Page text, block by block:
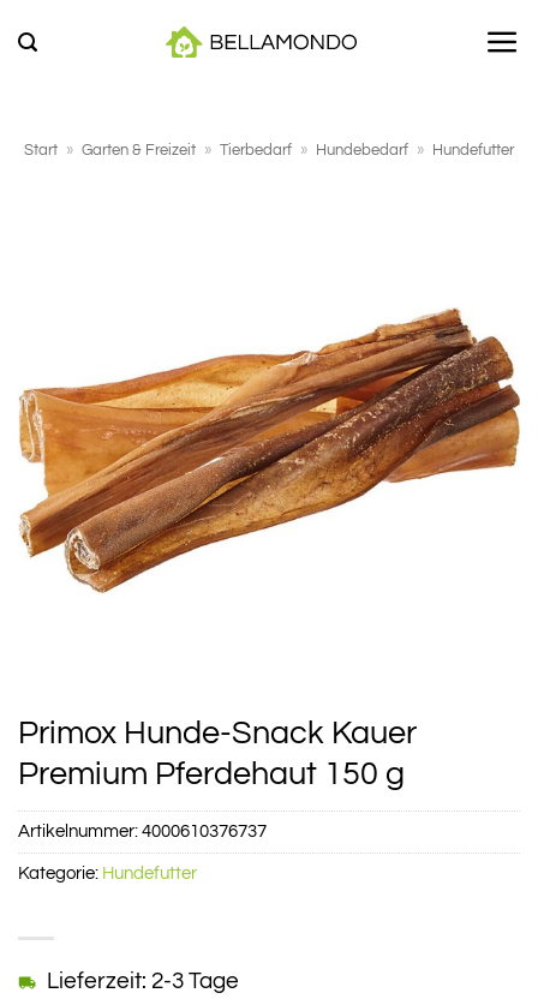
Inhalt
Start » Garten & Freizeit » Tierbedarf » Hundebedarf » Hundefutter
Primox Hunde-Snack Kauer
Premium Pferdehaut 150 g
Lieferzeit: 2-3 Tage
Artikelnummer: 4000610376737
Kategorie: Hundefutter